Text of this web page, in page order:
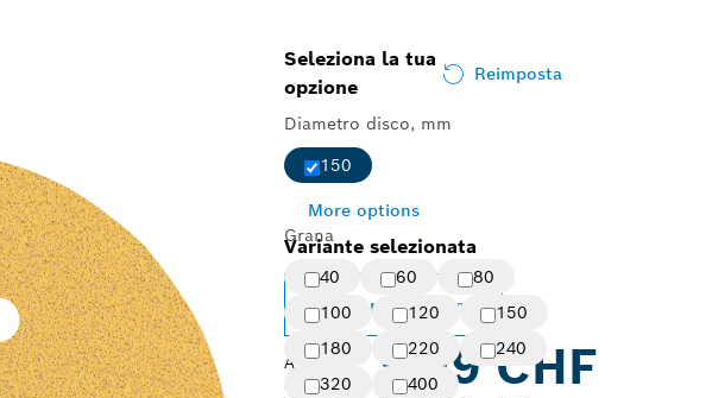
Seleziona la tua
opzione
Reimposta
Diametro disco, mm
150
More options
Grana
40
60
80
100
120
150
180
220
240
320
400
Variante selezionata
Cambia variante
A partire
da
9.49 CHF